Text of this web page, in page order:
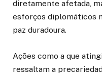
diretamente afetada,
esforços diplomáticos
paz duradoura.
Ações como a que
ressaltam a